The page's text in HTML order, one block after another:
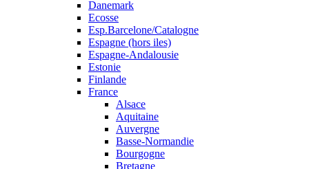
Danemark
Ecosse
Esp.Barcelone/Catalogne
Espagne (hors iles)
Espagne-Andalousie
Estonie
Finlande
France
Alsace
Aquitaine
Auvergne
Basse-Normandie
Bourgogne
Bretagne